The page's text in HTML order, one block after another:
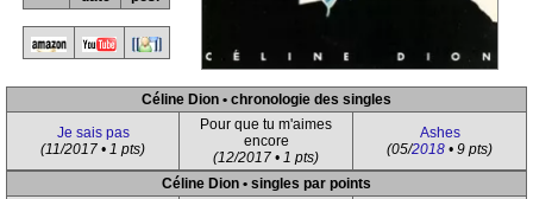
Céline Dion • chronologie des singles
Je sais pas
(11/2017 • 1 pts)
Pour que tu m'aimes
encore
(12/2017 • 1 pts)
Ashes
(05/2018 • 9 pts)
Céline Dion • singles par points